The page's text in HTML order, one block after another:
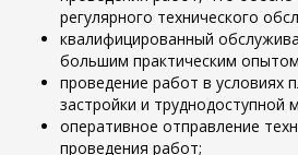
регулярного технического
квалифицированный
большим практическим
проведение работ в условиях
застройки и труднодоступной
оперативное отправление
проведения работ;